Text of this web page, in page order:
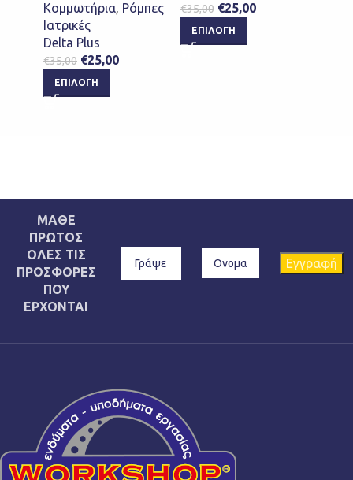
Κομμωτήρια, Ρόμπες
Ιατρικές
Delta Plus
€35,00 €25,00
ΕΠΙΛΟΓΉ
€35,00 €25,00
ΕΠΙΛΟΓΉ
ΜΑΘΕ
ΠΡΩΤΟΣ
ΟΛΕΣ ΤΙΣ
ΠΡΟΣΦΟΡΕΣ
ΠΟΥ
ΕΡΧΟΝΤΑΙ